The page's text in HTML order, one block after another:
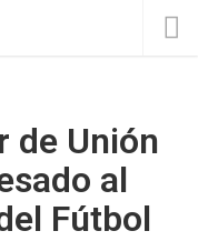
de Unión
al
Fútbol